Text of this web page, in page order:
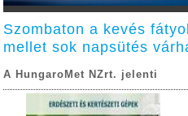
Szombaton a kevés
mellet sok napsütés
A HungaroMet NZrt. jelenti